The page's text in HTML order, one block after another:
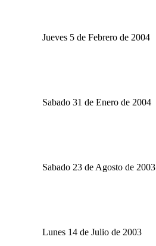
Jueves 5 de Febrero de 2004
Sabado 31 de Enero de 2004
Sabado 23 de Agosto de 2003
Lunes 14 de Julio de 2003